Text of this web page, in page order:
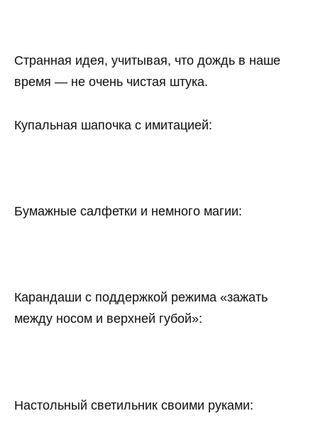
Странная идея, учитывая, что дождь в наше
время — не очень чистая штука.
Купальная шапочка с имитацией:
Бумажные салфетки и немного магии:
Карандаши с поддержкой режима «зажать
между носом и верхней губой»:
Настольный светильник своими руками: